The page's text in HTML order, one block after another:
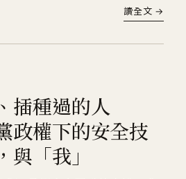
讀全文 →
插種過的人
政權下的安全技
「我」